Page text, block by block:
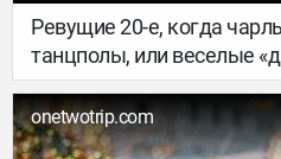
Ревущие 20-е, когда
танцполы, или веселые
легендарным ярким
причесок? В эти зимние
Cora Maldives могут не
onetwotrip.com